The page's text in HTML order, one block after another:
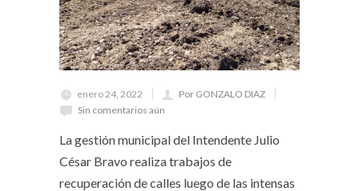
enero 24, 2022
Por GONZALO DIAZ
Sin comentarios aún
La gestión municipal del Intendente Julio
César Bravo realiza trabajos de
recuperación de calles luego de las intensas